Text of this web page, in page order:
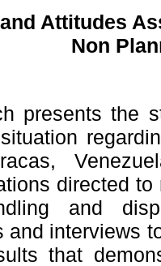
Attitudes
Non
presents the
directed
and
and interviews
that